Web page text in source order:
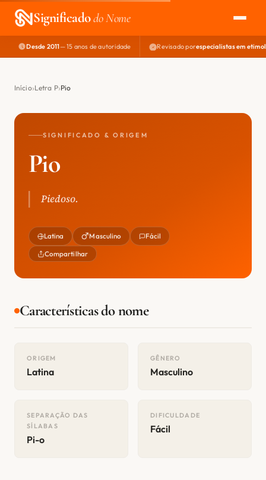
Significadodo Nome
EXPLORAR
NOME PERFEITO
Desde 2011— 15 anos de autoridade Revisado porespecialistas em
Início Letra P Pio
SIGNIFICADO & ORIGEM
Pio
Piedoso.
Latina Masculino Fácil
Compartilhar
Características do nome
ORIGEM
Latina
GÊNERO
Masculino
SEPARAÇÃO DAS
SÍLABAS
Pi-o
DIFICULDADE
Fácil